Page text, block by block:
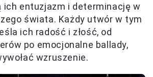
ich entuzjazm i determinację w
świata. Każdy utwór w tym
ich radość i złość, od
po emocjonalne ballady,
wzruszenie.